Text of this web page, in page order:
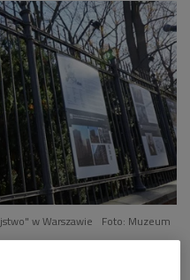
w Warszawie
Foto: Muzeum